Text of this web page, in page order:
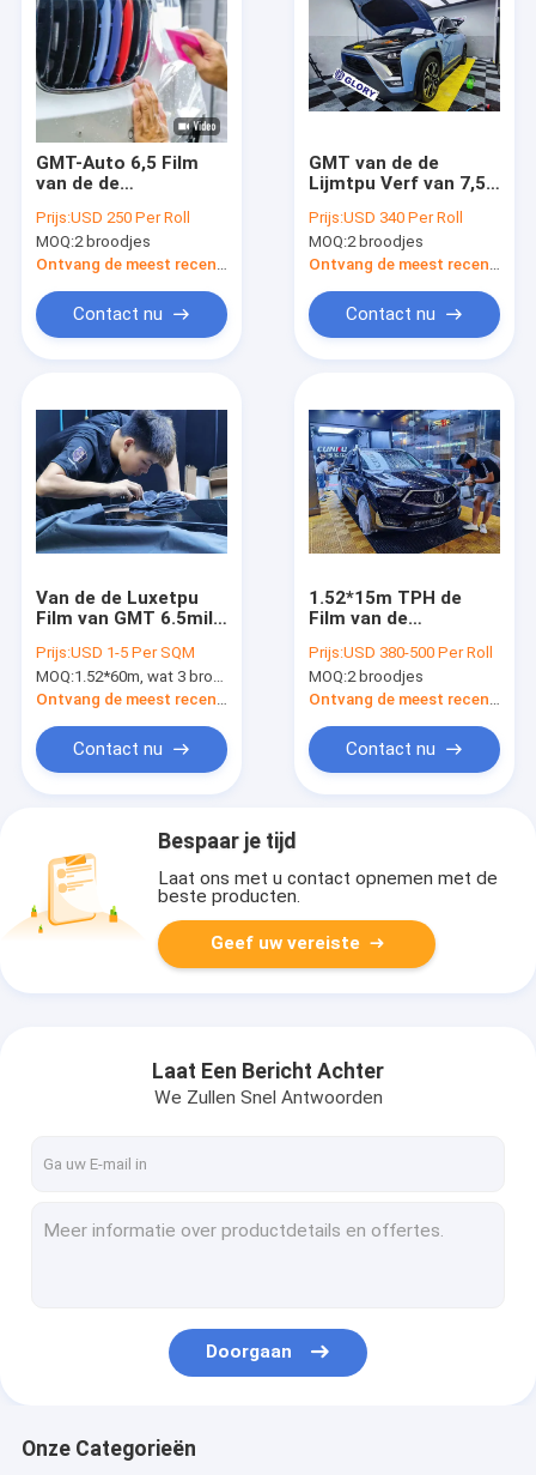
GMT-Auto 6,5 Film
van de de
mil PPF de Klassieke
TPU, Transparante
de Beschermingsfilm
Prijs:USD 250 Per Roll
MOQ:2 broodjes
Contact nu
GMT van de de
Lijmtpu Verf van 7,5
Verwijderbare de
Beschermingsfilm,
ISO-SGS de
Autolichaam
Prijs:USD 340 Per Roll
MOQ:2 broodjes
Contact nu
Van de de Luxetpu
Film van GMT 6.5mil
Autoomslag van
Janpanese van de de
Beschermingsfilm
Zelfklevende
Bescherming Film
Prijs:USD 1-5 Per SQM
MOQ:1.52*60m, wat 3 broodjes van 1.52*20m betekent
Ontvang de meest recente Prijs
Contact nu
1.52*15m TPH de
Film van de
Autoomslag van de
60 Duim Antikras
Prijs:USD 380-500 Per Roll
MOQ:2 broodjes
Ontvang de meest recente Prijs
Contact nu
Bespaar je tijd
Laat ons met u contact opnemen met de
beste producten.
Geef uw vereiste
Laat Een Bericht Achter
We Zullen Snel Antwoorden
Doorgaan
Onze Categorieën